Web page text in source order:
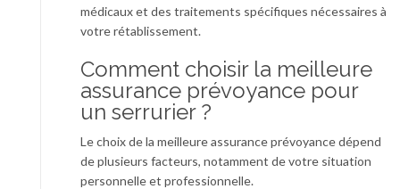
médicaux et des traitements spécifiques nécessaires à
votre rétablissement.
Comment choisir la meilleure
assurance prévoyance pour
un serrurier ?
Le choix de la meilleure assurance prévoyance dépend
de plusieurs facteurs, notamment de votre situation
personnelle et professionnelle.